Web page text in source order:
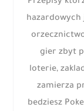
hazardowych
gier zbyt
loterie,
zamierza
bedziesz